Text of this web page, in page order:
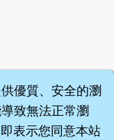
優質、安全的瀏
致無法正常瀏
表示您同意本站